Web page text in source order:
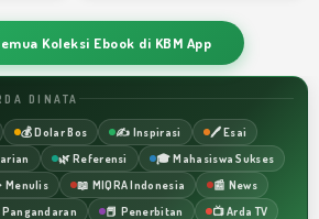
Koleksi Ebook di KBM App
DINATA
💰 Dolar Bos ✍️ Inspirasi
🖊️ Esai
🌿 Referensi
🎓 Mahasiswa Sukses
📖 MIQRA Indonesia
📰 News
Pangandaran 📕 Penerbitan 📺 Arda TV